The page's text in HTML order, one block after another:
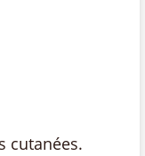
cutanées.